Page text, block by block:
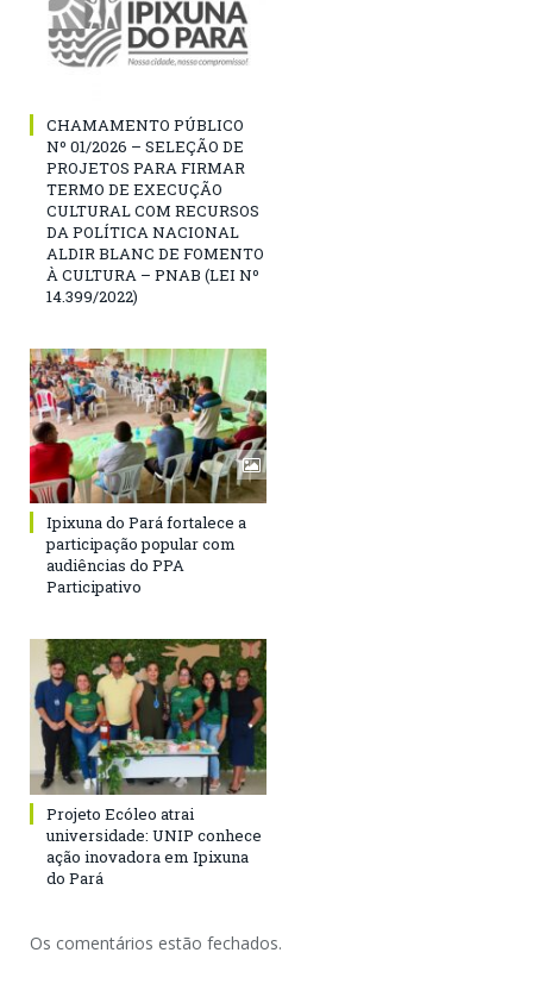
CHAMAMENTO PÚBLICO
Nº 01/2026 – SELEÇÃO DE
PROJETOS PARA FIRMAR
TERMO DE EXECUÇÃO
CULTURAL COM RECURSOS
DA POLÍTICA NACIONAL
ALDIR BLANC DE FOMENTO
À CULTURA – PNAB (LEI Nº
14.399/2022)
Ipixuna do Pará fortalece a
participação popular com
audiências do PPA
Participativo
Projeto Ecóleo atrai
universidade: UNIP conhece
ação inovadora em Ipixuna
do Pará
Os comentários estão fechados.